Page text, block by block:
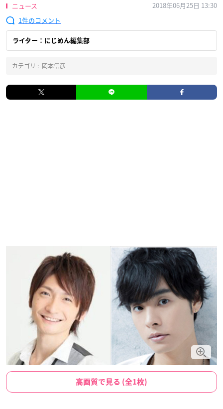
ニュース
2018年06月25日 13:30
1
ライター：にじめん編集部
カテゴリ : 岡本信彦
高画質で見る (全1枚)